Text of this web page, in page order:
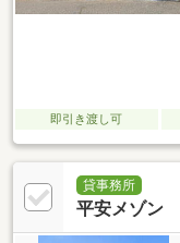
即引き渡し可
貸事務所
平安メゾン